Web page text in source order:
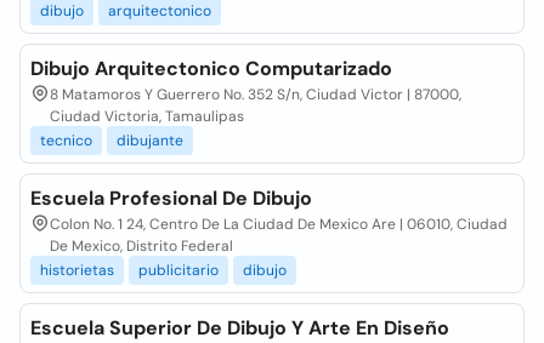
dibujo
arquitectonico
Dibujo Arquitectonico Computarizado
8 Matamoros Y Guerrero No. 352 S/n, Ciudad Victor | 87000,
Ciudad Victoria, Tamaulipas
tecnico
dibujante
Escuela Profesional De Dibujo
Colon No. 1 24, Centro De La Ciudad De Mexico Are | 06010, Ciudad
De Mexico, Distrito Federal
historietas
publicitario dibujo
Escuela Superior De Dibujo Y Arte En Diseño